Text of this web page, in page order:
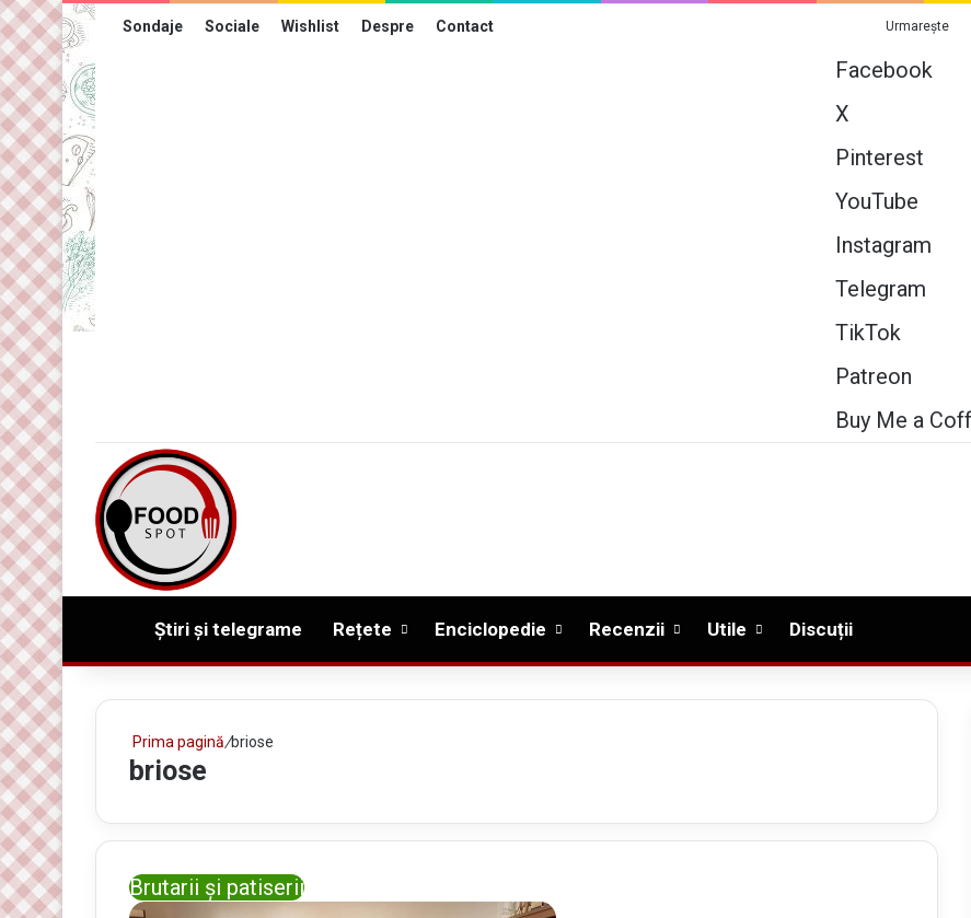
Sondaje Sociale Wishlist Despre Contact Urmarește
Facebook
X
Pinterest
YouTube
Instagram
Telegram
TikTok
Patreon
Buy Me a
Prima pagină
Știri și telegrame Rețete Enciclopedie Recenzii Utile Discuții
Prima pagină/briose
briose
Brutarii și patiserii